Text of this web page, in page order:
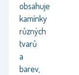
obsahuje
kamínky
různých
tvarů
a
barev,